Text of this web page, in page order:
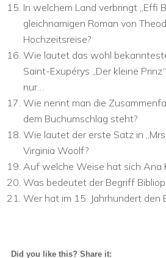
In welchem Land verbringt „Effi
gleichnamigen Roman von
Hochzeitsreise?
Wie lautet das wohl
Saint-Exupérys „Der kleine
nur…
Wie nennt man die
dem Buchumschlag steht?
Wie lautet der erste Satz in
Virginia Woolf?
Auf welche Weise hat sich Ana
Was bedeutet der Begriff
Wer hat im 15. Jahrhundert den
Did you like this? Share it: